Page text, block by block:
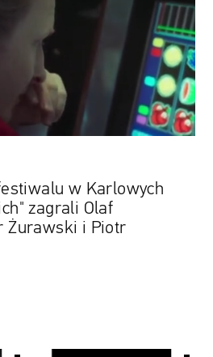
w Karlowych
zagrali Olaf
Żurawski i Piotr